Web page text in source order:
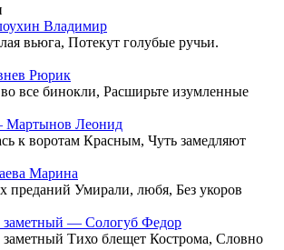
Владимир
вьюга, Потекут голубые ручьи.
Рюрик
все бинокли, Расширьте изумленные
Мартынов Леонид
к воротам Красным, Чуть замедляют
Марина
преданий Умирали, любя, Без укоров
заметный — Сологуб Федор
заметный Тихо блещет Кострома, Словно